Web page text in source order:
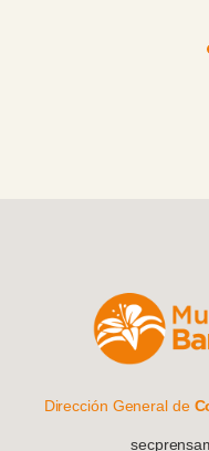
Dirección General de